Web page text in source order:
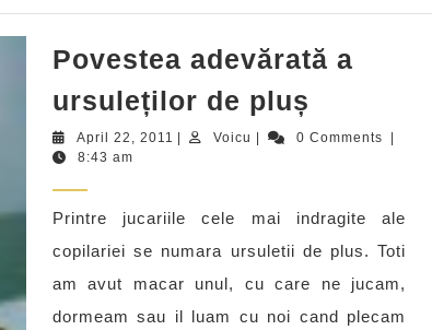
Povestea adevărată a
ursuleților de pluș
adevărată
de
pluș
April 22, 2011 April
Voicu Voicu 0 Comments
8:43 am
Printre jucariile cele mai indragite ale
copilariei se numara ursuletii de plus. Toti
am avut macar unul, cu care ne jucam,
dormeam sau il luam cu noi cand plecam